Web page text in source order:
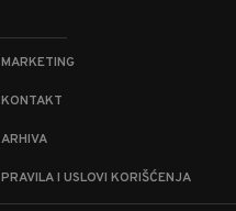
MARKETING
KONTAKT
ARHIVA
PRAVILA I USLOVI KORIŠĆENJA